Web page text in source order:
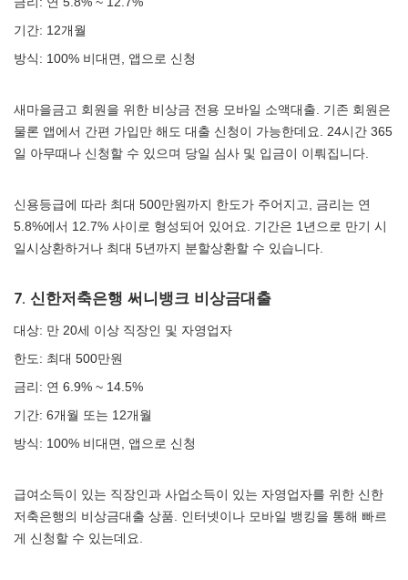
기간: 12개월
방식: 100% 비대면, 앱으로 신청
새마을금고 회원을 위한 비상금 전용 모바일 소액대출. 기존 회원은
물론 앱에서 간편 가입만 해도 대출 신청이 가능한데요. 24시간 365
일 아무때나 신청할 수 있으며 당일 심사 및 입금이 이뤄집니다.
신용등급에 따라 최대 500만원까지 한도가 주어지고, 금리는 연
5.8%에서 12.7% 사이로 형성되어 있어요. 기간은 1년으로 만기 시
일시상환하거나 최대 5년까지 분할상환할 수 있습니다.
7. 신한저축은행 써니뱅크 비상금대출
대상: 만 20세 이상 직장인 및 자영업자
한도: 최대 500만원
금리: 연 6.9% ~ 14.5%
기간: 6개월 또는 12개월
방식: 100% 비대면, 앱으로 신청
급여소득이 있는 직장인과 사업소득이 있는 자영업자를 위한 신한
저축은행의 비상금대출 상품. 인터넷이나 모바일 뱅킹을 통해 빠르
게 신청할 수 있는데요.